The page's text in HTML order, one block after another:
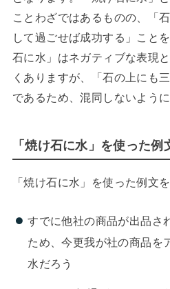
ことわざではあるものの、「
して過ごせば成功する」こと
石に水」はネガティブな表現
くありますが、「石の上にも
であるため、混同しないように
「焼け石に水」を使った例
「焼け石に水」を使った例文
すでに他社の商品が出品さ
ため、今更我が社の商品を
水だろう